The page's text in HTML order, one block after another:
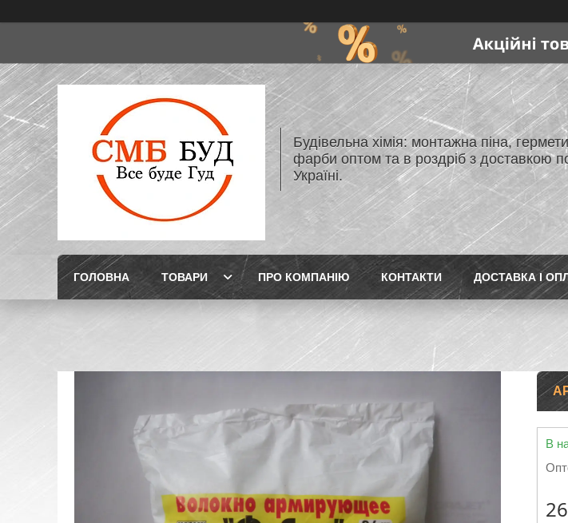
Будівельна хімія: монтажна піна,
фарби оптом та в роздріб з доставкою
Україні.
ГОЛОВНА ТОВАРИ ПРО КОМПАНІЮ КОНТАКТИ ДОСТАВКА І
В